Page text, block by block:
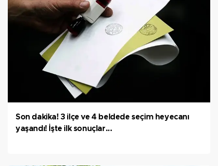
Son dakika! 3 ilçe ve 4 beldede seçim heyecanı
yaşandı! İşte ilk sonuçlar...